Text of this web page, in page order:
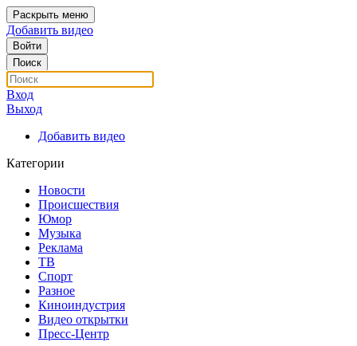
Раскрыть меню
Добавить видео
Войти
Поиск
Вход
Выход
Добавить видео
Категории
Новости
Происшествия
Юмор
Музыка
Реклама
ТВ
Спорт
Разное
Киноиндустрия
Видео открытки
Пресс-Центр